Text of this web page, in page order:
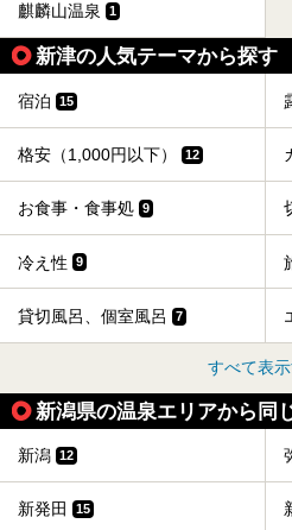
麒麟山温泉 1
新津の人気テーマから探す
宿泊 15
格安（1,000円以下） 12
お食事・食事処 9
冷え性 9
貸切風呂、個室風呂 7
すべて表
新潟県の温泉エリアから同
新潟 12
新発田 15